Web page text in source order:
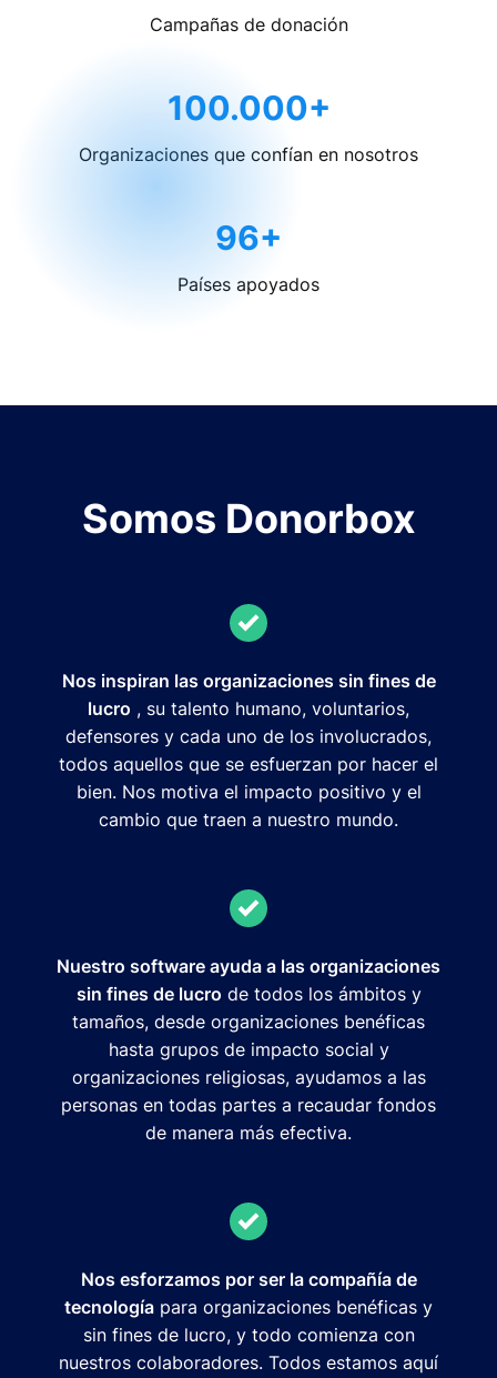
Campañas de donación
100.000+
Organizaciones que confían en nosotros
96+
Países apoyados
Somos Donorbox
Nos inspiran las organizaciones sin fines de
lucro , su talento humano, voluntarios,
defensores y cada uno de los involucrados,
todos aquellos que se esfuerzan por hacer el
bien. Nos motiva el impacto positivo y el
cambio que traen a nuestro mundo.
Nuestro software ayuda a las organizaciones
sin fines de lucro de todos los ámbitos y
tamaños, desde organizaciones benéficas
hasta grupos de impacto social y
organizaciones religiosas, ayudamos a las
personas en todas partes a recaudar fondos
de manera más efectiva.
Nos esforzamos por ser la compañía de
tecnología para organizaciones benéficas y
sin fines de lucro, y todo comienza con
nuestros colaboradores. Todos estamos aquí